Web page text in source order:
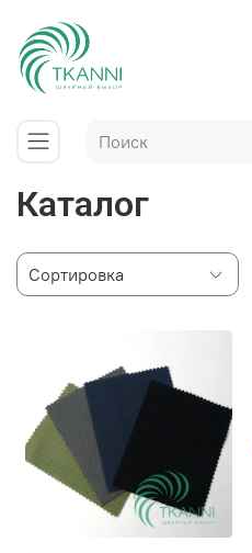
Каталог